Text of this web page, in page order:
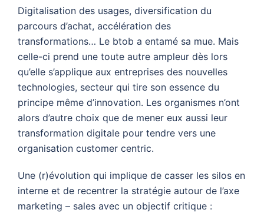
Digitalisation des usages, diversification du
parcours d’achat, accélération des
transformations… Le btob a entamé sa mue. Mais
celle-ci prend une toute autre ampleur dès lors
qu’elle s’applique aux entreprises des nouvelles
technologies, secteur qui tire son essence du
principe même d’innovation. Les organismes n’ont
alors d’autre choix que de mener eux aussi leur
transformation digitale pour tendre vers une
organisation customer centric.
Une (r)évolution qui implique de casser les silos en
interne et de recentrer la stratégie autour de l’axe
marketing – sales avec un objectif critique :